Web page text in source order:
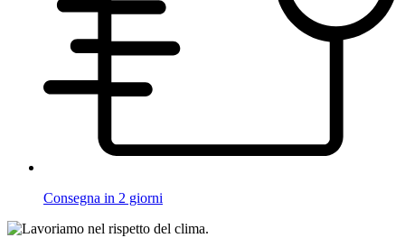
Consegna in 2 giorni